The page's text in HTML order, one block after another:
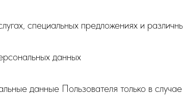
специальных предложениях и
данных
данные Пользователя только в